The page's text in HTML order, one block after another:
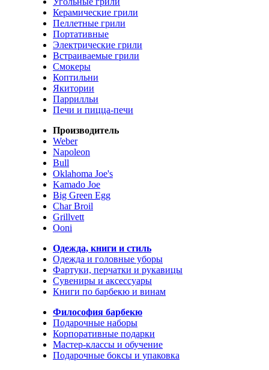
Керамические грили
Пеллетные грили
Портативные
Электрические грили
Встраиваемые грили
Смокеры
Коптильни
Якитории
Паррилльи
Печи и пицца-печи
Производитель
Weber
Napoleon
Bull
Oklahoma Joe's
Kamado Joe
Big Green Egg
Char Broil
Grillvett
Ooni
Одежда, книги и стиль
Одежда и головные уборы
Фартуки, перчатки и рукавицы
Сувениры и аксессуары
Книги по барбекю и винам
Философия барбекю
Подарочные наборы
Корпоративные подарки
Мастер-классы и обучение
Подарочные боксы и упаковка